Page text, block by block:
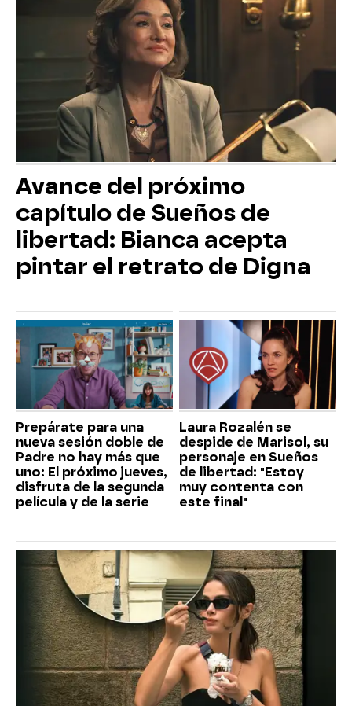
Avance del próximo
capítulo de Sueños de
libertad: Bianca acepta
pintar el retrato de Digna
Prepárate para una
nueva sesión doble de
Padre no hay más que
uno: El próximo jueves,
disfruta de la segunda
película y de la serie
Laura Rozalén se
despide de Marisol, su
personaje en Sueños
de libertad: "Estoy
muy contenta con
este final"